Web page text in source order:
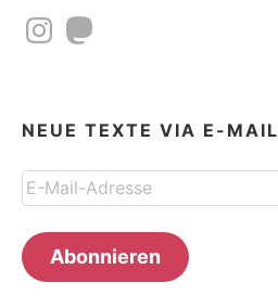
InstagramMastodon
NEUE TEXTE VIA E-MAIL
E-
Mail-
Adresse
Abonnieren